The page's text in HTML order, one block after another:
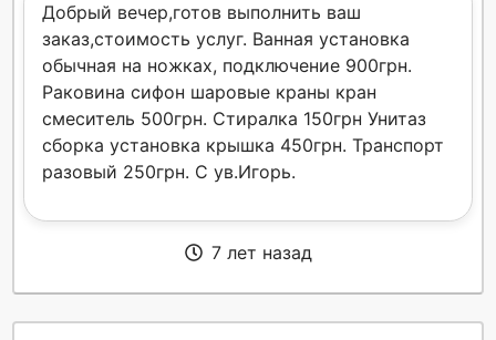
Добрый вечер,готов выполнить ваш
заказ,стоимость услуг. Ванная установка
обычная на ножках, подключение 900грн.
Раковина сифон шаровые краны кран
смеситель 500грн. Стиралка 150грн Унитаз
сборка установка крышка 450грн. Транспорт
разовый 250грн. С ув.Игорь.
7 лет назад